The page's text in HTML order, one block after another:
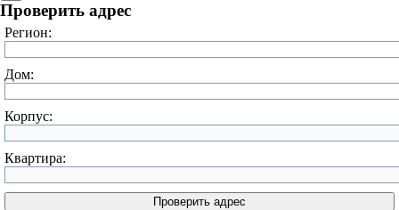
Проверить адрес
Регион:
Дом:
Корпус:
Квартира: